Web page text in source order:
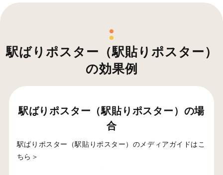
駅ばりポスター（駅貼りポスター）
の効果例
駅ばりポスター（駅貼りポスター）の場
合
駅ばりポスター（駅貼りポスター）のメディアガイドはこ
ちら＞